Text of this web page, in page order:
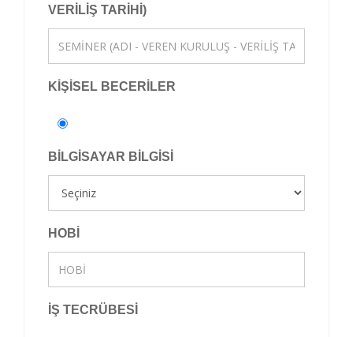
VERİLİŞ TARİHİ)
KİŞİSEL BECERİLER
BİLGİSAYAR BİLGİSİ
HOBİ
İŞ TECRÜBESİ